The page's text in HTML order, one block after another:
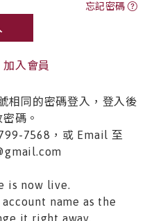
忘記密碼
加入會員
相同的密碼登入，登入後
碼。
7568，或 Email 至
is now live.
name as the
it right away.